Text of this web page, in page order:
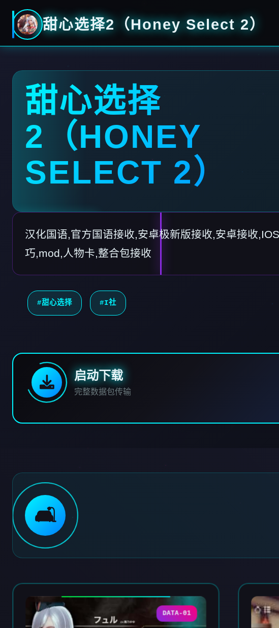
甜心选择2（Honey Select 2）
甜心选择
2（HONEY
SELECT 2）
汉化国语,官方国语接收,安卓极新版接收,安卓接收
巧,mod,人物卡,整合包接收
#甜心选择 #I社
启动下载
完整数据包传输
🛋️
DATA-01